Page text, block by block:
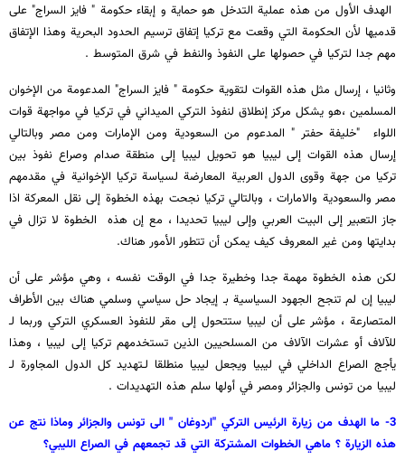
الهدف الأول من هذه عملية التدخل هو حماية و إبقاء حكومة " فايز السراج" على
قدميها لأن الحكومة التي وقعت مع تركيا إتفاق ترسيم الحدود البحرية وهذا الإتفاق
مهم جدا لتركيا في حصولها على النفوذ والنفط في شرق المتوسط .
وثانيا ، إرسال مثل هذه القوات لتقوية حكومة " فايز السراج" المدعومة من الإخوان
المسلمين ،هو يشكل مركز إنطلاق لنفوذ التركي الميداني في تركيا في مواجهة قوات
اللواء "خليفة حفتر " المدعوم من السعودية ومن الإمارات ومن مصر وبالتالي
إرسال هذه القوات إلى ليبيا هو تحويل ليبيا إلى منطقة صدام وصراع نفوذ بين
تركيا من جهة وقوى الدول العربية المعارضة لسياسة تركيا الإخوانية في مقدمهم
مصر والسعودية والامارات ، وبالتالي تركيا نجحت بهذه الخطوة إلى نقل المعركة اذا
جاز التعبير إلى البيت العربي وإلى ليبيا تحديدا ، مع إن هذه الخطوة لا تزال في
بدايتها ومن غير المعروف كيف يمكن أن تتطور الأمور هناك.
لكن هذه الخطوة مهمة جدا وخطيرة جدا في الوقت نفسه ، وهي مؤشر على أن
ليبيا إن لم تنجح الجهود السياسية بـ إيجاد حل سياسي وسلمي هناك بين الأطراف
المتصارعة ، مؤشر على أن ليبيا ستتحول إلى مقر للنفوذ العسكري التركي وربما لـ
للآلاف أو عشرات الآلاف من المسلحيين الذين تستخدمهم تركيا إلى ليبيا ، وهذا
يأجج الصراع الداخلي في ليبيا ويجعل ليبيا منطلقا لـتهديد كل الدول المجاورة لـ
ليبيا من تونس والجزائر ومصر في أولها سلم هذه التهديدات .
3- ما الهدف من زيارة الرئيس التركي "اردوغان " الى تونس والجزائر وماذا نتج عن
هذه الزيارة ؟ ماهي الخطوات المشتركة التي قد تجمعهم في الصراع الليبي؟